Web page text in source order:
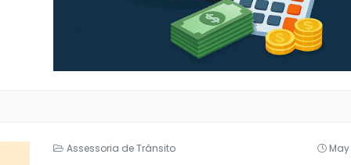
Assessoria de Trânsito May